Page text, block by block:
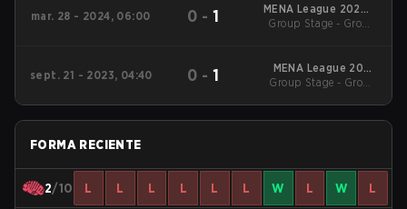
mar. 28 - 2024, 06:00 0 -1
MENA League 2024 -
Stage 1
Group Stage - Group
sept. 21 - 2023, 04:40 0 -1
MENA League 2023
Stage 2
Group Stage - Group
FORMA RECIENTE
2/10 L L L L L L W L W L